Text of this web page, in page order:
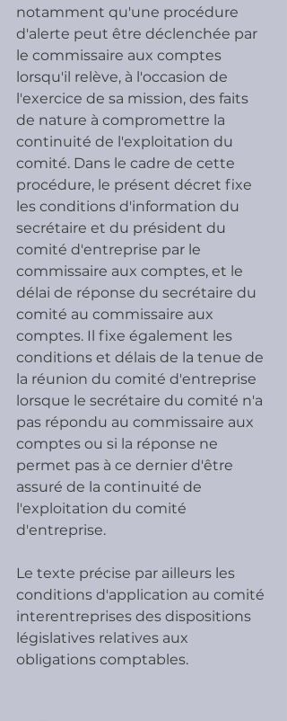
notamment qu'une procédure
d'alerte peut être déclenchée par
le commissaire aux comptes
lorsqu'il relève, à l'occasion de
l'exercice de sa mission, des faits
de nature à compromettre la
continuité de l'exploitation du
comité. Dans le cadre de cette
procédure, le présent décret fixe
les conditions d'information du
secrétaire et du président du
comité d'entreprise par le
commissaire aux comptes, et le
délai de réponse du secrétaire du
comité au commissaire aux
comptes. Il fixe également les
conditions et délais de la tenue de
la réunion du comité d'entreprise
lorsque le secrétaire du comité n'a
pas répondu au commissaire aux
comptes ou si la réponse ne
permet pas à ce dernier d'être
assuré de la continuité de
l'exploitation du comité
d'entreprise.
Le texte précise par ailleurs les
conditions d'application au comité
interentreprises des dispositions
législatives relatives aux
obligations comptables.